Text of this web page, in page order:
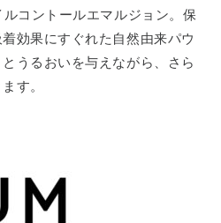
コントールエマルジョン。保
効果にすぐれた自然由来パウ
うるおいを与えながら、さら
す。